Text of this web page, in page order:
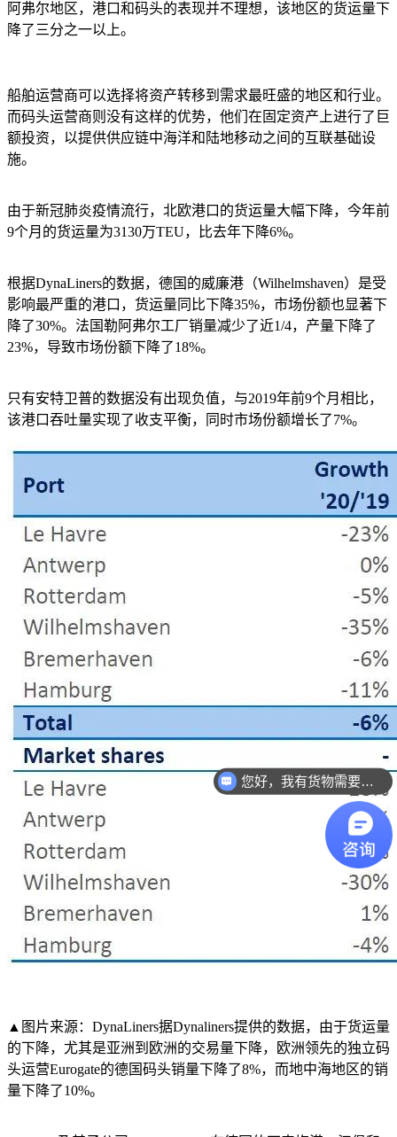
阿弗尔地区，港口和码头的表现并不理想，该地区的货运量下
降了三分之一以上。
船舶运营商可以选择将资产转移到需求最旺盛的地区和行业。
而码头运营商则没有这样的优势，他们在固定资产上进行了巨
额投资，以提供供应链中海洋和陆地移动之间的互联基础设
施。
由于新冠肺炎疫情流行，北欧港口的货运量大幅下降，今年前
9个月的货运量为3130万TEU，比去年下降6%。
根据DynaLiners的数据，德国的威廉港（Wilhelmshaven）是受
影响最严重的港口，货运量同比下降35%，市场份额也显著下
降了30%。法国勒阿弗尔工厂销量减少了近1/4，产量下降了
23%，导致市场份额下降了18%。
只有安特卫普的数据没有出现负值，与2019年前9个月相比，
该港口吞吐量实现了收支平衡，同时市场份额增长了7%。
▲图片来源：DynaLiners据Dynaliners提供的数据，由于货运量
的下降，尤其是亚洲到欧洲的交易量下降，欧洲领先的独立码
头运营Eurogate的德国码头销量下降了8%，而地中海地区的销
量下降了10%。
您好，我有货物需要你们的产品。